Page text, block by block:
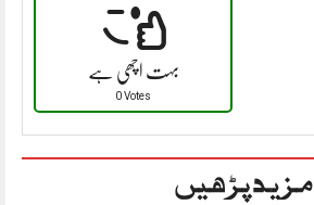
بہت اچھی ہے
0 Votes
مزید پڑھیں